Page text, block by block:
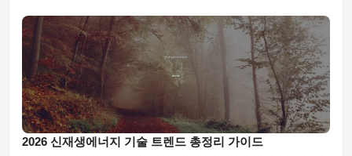
2026 신재생에너지 기술 트렌드 총정리 가이드